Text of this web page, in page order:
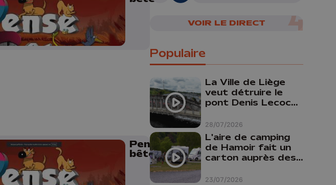
Pense
bêtes
VOIR LE DIRECT
Populaire
28/07/2026
La Ville de Liège
veut détruire le
pont Denis Lecocq
budget pour le
faire
23/07/2026
L'aire de camping
de Hamoir fait un
carton auprès des